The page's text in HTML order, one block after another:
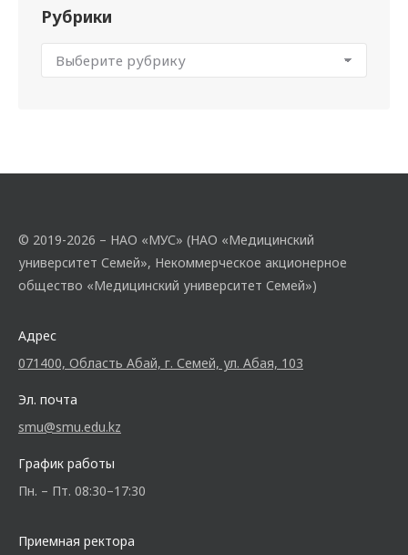
Рубрики
© 2019-2026 – НАО «МУС» (НАО «Медицинский
университет Семей», Некоммерческое акционерное
общество «Медицинский университет Семей»)
Адрес
071400, Область Абай, г. Семей, ул. Абая, 103
Эл. почта
smu@smu.edu.kz
График работы
Пн. – Пт. 08:30–17:30
Приемная ректора